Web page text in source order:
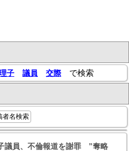
子 議員 交際で検索
者名検索
議員、不倫報道を謝罪 ”奪略